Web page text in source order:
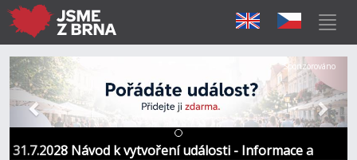
31.7.2028 Návod k vytvoření události - Informace a
Předchozí Další
Sponzorováno